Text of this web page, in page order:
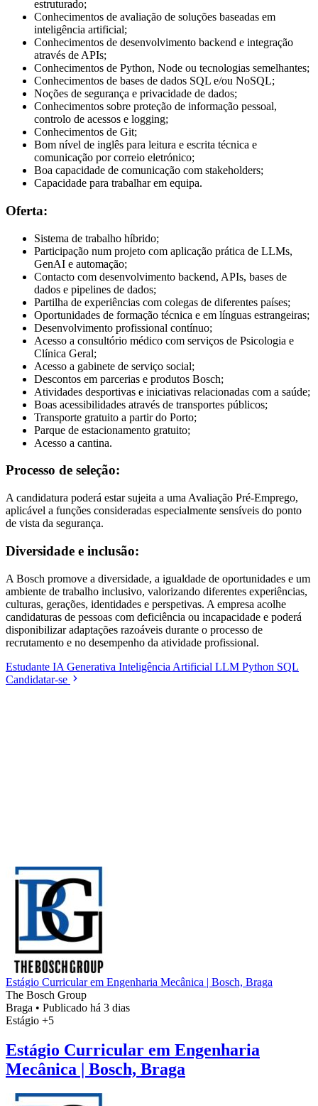
estruturado;
Conhecimentos de avaliação de soluções baseadas em
inteligência artificial;
Conhecimentos de desenvolvimento backend e integração
através de APIs;
Conhecimentos de Python, Node ou tecnologias semelhantes;
Conhecimentos de bases de dados SQL e/ou NoSQL;
Noções de segurança e privacidade de dados;
Conhecimentos sobre proteção de informação pessoal,
controlo de acessos e logging;
Conhecimentos de Git;
Bom nível de inglês para leitura e escrita técnica e
comunicação por correio eletrónico;
Boa capacidade de comunicação com stakeholders;
Capacidade para trabalhar em equipa.
Oferta:
Sistema de trabalho híbrido;
Participação num projeto com aplicação prática de LLMs,
GenAI e automação;
Contacto com desenvolvimento backend, APIs, bases de
dados e pipelines de dados;
Partilha de experiências com colegas de diferentes países;
Oportunidades de formação técnica e em línguas estrangeiras;
Desenvolvimento profissional contínuo;
Acesso a consultório médico com serviços de Psicologia e
Clínica Geral;
Acesso a gabinete de serviço social;
Descontos em parcerias e produtos Bosch;
Atividades desportivas e iniciativas relacionadas com a saúde;
Boas acessibilidades através de transportes públicos;
Transporte gratuito a partir do Porto;
Parque de estacionamento gratuito;
Acesso a cantina.
Processo de seleção:
A candidatura poderá estar sujeita a uma Avaliação Pré-Emprego,
aplicável a funções consideradas especialmente sensíveis do ponto
de vista da segurança.
Diversidade e inclusão:
A Bosch promove a diversidade, a igualdade de oportunidades e um
ambiente de trabalho inclusivo, valorizando diferentes experiências,
culturas, gerações, identidades e perspetivas. A empresa acolhe
candidaturas de pessoas com deficiência ou incapacidade e poderá
disponibilizar adaptações razoáveis durante o processo de
recrutamento e no desempenho da atividade profissional.
Estudante IA Generativa Inteligência Artificial LLM Python SQL
Candidatar-se
Estágio Curricular em Engenharia Mecânica | Bosch, Braga
The Bosch Group
Braga • Publicado há 3 dias
Estágio +5
Estágio Curricular em Engenharia
Mecânica | Bosch, Braga